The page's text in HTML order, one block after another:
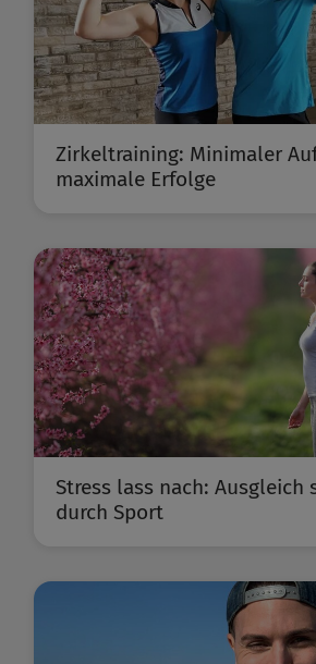
Zirkeltraining: Minimaler
maximale Erfolge
Stress lass nach: Ausgleich
durch Sport